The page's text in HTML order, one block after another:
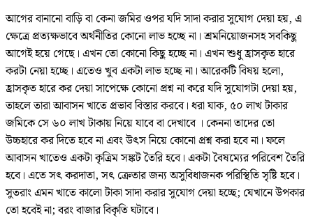
আগের বানানো বাড়ি বা কেনা জমির ওপর যদি সাদা করার সুযোগ দেয়া হয়, এ
ক্ষেত্রে প্রত্যক্ষভাবে অর্থনীতির কোনো লাভ হচ্ছে না। শ্রমনিয়োজনসহ সবকিছু
আগেই হয়ে গেছে। এখন তো কোনো কিছু হচ্ছে না। এখন শুধু হ্রাসকৃত হারে
করটা নেয়া হচ্ছে। এতেও খুব একটা লাভ হচ্ছে না। আরেকটি বিষয় হলো,
হ্রাসকৃত হারে কর দেয়া সাপেক্ষে কোনো প্রশ্ন না করে যদি সুযোগটা দেয়া হয়,
তাহলে তারা আবাসন খাতে প্রভাব বিস্তার করবে। ধরা যাক, ৫০ লাখ টাকার
জমিকে সে ৬০ লাখ টাকায় নিয়ে যাবে বা দেখাবে । কেননা তাদের তো
উচ্চহারে কর দিতে হবে না এবং উৎস নিয়ে কোনো প্রশ্ন করা হবে না। ফলে
আবাসন খাতেও একটা কৃত্রিম সঙ্কট তৈরি হবে। একটা বৈষম্যের পরিবেশ তৈরি
হবে। এতে সৎ করদাতা, সৎ ক্রেতার জন্য অসুবিধাজনক পরিস্থিতি সৃষ্টি হবে।
সুতরাং এমন খাতে কালো টাকা সাদা করার সুযোগ দেয়া হচ্ছে; যেখানে উপকার
তো হবেই না; বরং বাজার বিকৃতি ঘটাবে।